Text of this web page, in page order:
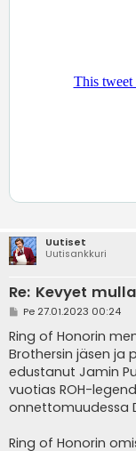
Uutiset
Uutisankkuri
Re: Kevyet
V
e
s
t
i
Pe 27.01.2023 00:24
Ring of Honorin
Brothersin jäsen ja
edustanut Jamin
vuotias ROH-
onnettomuudessa
Ring of Honorin